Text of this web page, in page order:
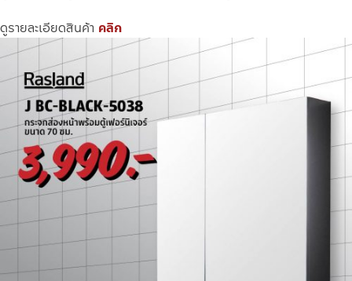
ดูรายละเอียดสินค้า คลิก